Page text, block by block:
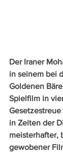
Der Iraner
in seinem bei
Goldenen
Spielfilm in
in Zeiten der
meisterhafter,
gewobener